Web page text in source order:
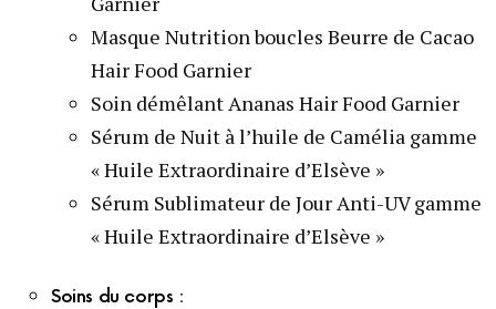
Masque Nutrition boucles Beurre de Cacao
Hair Food Garnier
Soin démêlant Ananas Hair Food Garnier
Sérum de Nuit à l’huile de Camélia gamme
« Huile Extraordinaire d’Elsève »
Sérum Sublimateur de Jour Anti-UV gamme
« Huile Extraordinaire d’Elsève »
Soins du corps :